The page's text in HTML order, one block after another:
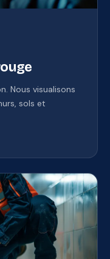
Nous visualisons
sols et